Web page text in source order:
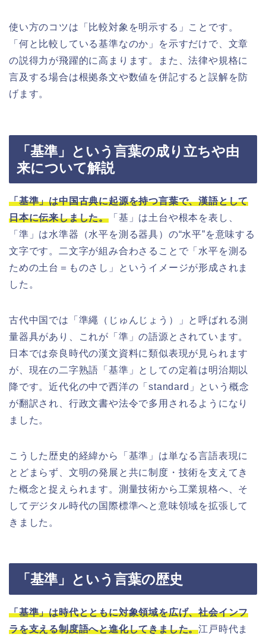
使い方のコツは「比較対象を明示する」ことです。
「何と比較している基準なのか」を示すだけで、文章
の説得力が飛躍的に高まります。また、法律や規格に
言及する場合は根拠条文や数値を併記すると誤解を防
げます。
「基準」という言葉の成り立ちや由
来について解説
「基準」は中国古典に起源を持つ言葉で、漢語として
日本に伝来しました。 「基」は土台や根本を表し、
「準」は水準器（水平を測る器具）の“水平”を意味する
文字です。二文字が組み合わさることで「水平を測る
ための土台＝ものさし」というイメージが形成されま
した。
古代中国では「準繩（じゅんじょう）」と呼ばれる測
量器具があり、これが「準」の語源とされています。
日本では奈良時代の漢文資料に類似表現が見られます
が、現在の二字熟語「基準」としての定着は明治期以
降です。近代化の中で西洋の「standard」という概念
が翻訳され、行政文書や法令で多用されるようになり
ました。
こうした歴史的経緯から「基準」は単なる言語表現に
とどまらず、文明の発展と共に制度・技術を支えてき
た概念と捉えられます。測量技術から工業規格へ、そ
してデジタル時代の国際標準へと意味領域を拡張して
きました。
「基準」という言葉の歴史
「基準」は時代とともに対象領域を広げ、社会インフ
ラを支える制度語へと進化してきました。江戸時代ま